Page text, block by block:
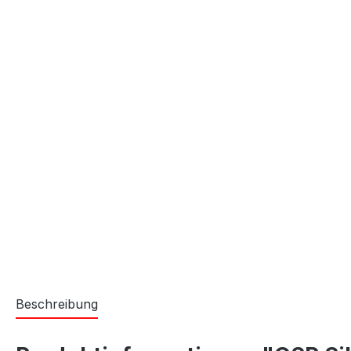
Beschreibung